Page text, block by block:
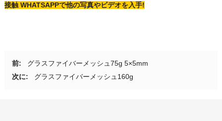
接触WHATSAPPで他の写真やビデオを入手!
前:
グラスファイバーメッシュ75g 5×5mm
次に:
グラスファイバーメッシュ160g